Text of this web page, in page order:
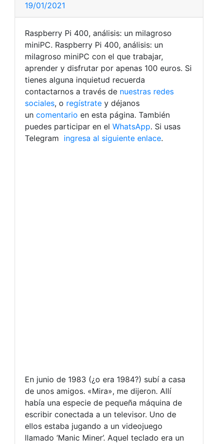
19/01/2021
Raspberry Pi 400, análisis: un milagroso
miniPC. Raspberry Pi 400, análisis: un
milagroso miniPC con el que trabajar,
aprender y disfrutar por apenas 100 euros. Si
tienes alguna inquietud recuerda
contactarnos a través de nuestras redes
sociales, o regístrate y déjanos
un comentario en esta página. También
puedes participar en el WhatsApp. Si usas
Telegram ingresa al siguiente enlace.
En junio de 1983 (¿o era 1984?) subí a casa
de unos amigos. «Mira», me dijeron. Allí
había una especie de pequeña máquina de
escribir conectada a un televisor. Uno de
ellos estaba jugando a un videojuego
llamado ‘Manic Miner’. Aquel teclado era un